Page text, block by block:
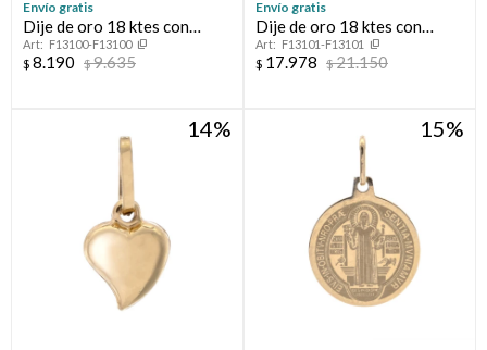
Envío gratis
Dije de oro 18 ktes con
circonia, CORAZÓN
CALADO.
F13100-F13100
$ 8.190 $9.635
Envío gratis
Dije de oro 18 ktes con
circonias, TRÉBOL.
F13101-F13101
$ 17.978 $21.150
14 15